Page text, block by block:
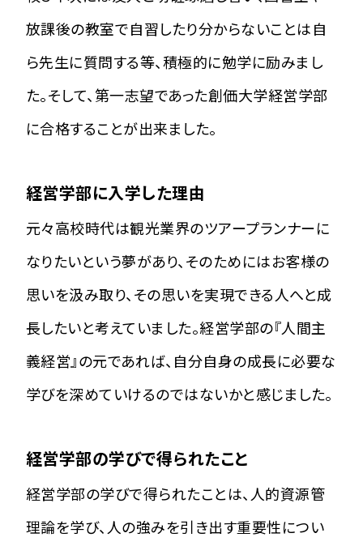
放課後の教室で自習したり分からないことは自
ら先生に質問する等、積極的に勉学に励みまし
た。そして、第一志望であった創価大学経営学部
に合格することが出来ました。
経営学部に入学した理由
元々高校時代は観光業界のツアープランナーに
なりたいという夢があり、そのためにはお客様の
思いを汲み取り、その思いを実現できる人へと成
長したいと考えていました。経営学部の『人間主
義経営』の元であれば、自分自身の成長に必要な
学びを深めていけるのではないかと感じました。
経営学部の学びで得られたこと
経営学部の学びで得られたことは、人的資源管
理論を学び、人の強みを引き出す重要性につい